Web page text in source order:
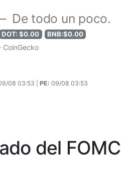
De todo un poco.
DOT: $0.00
BNB:$0.00
CoinGecko
08 03:53 | PE: 09/08 03:53
del FOMC